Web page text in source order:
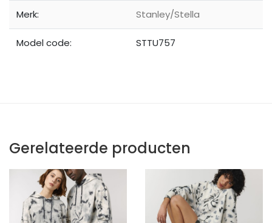
Merk: Stanley/Stella
Model code: STTU757
Gerelateerde producten